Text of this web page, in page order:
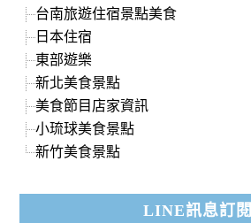
台南旅遊住宿景點美食
日本住宿
東部遊樂
新北美食景點
美食節目店家資訊
小琉球美食景點
新竹美食景點
LINE訊息訂閱